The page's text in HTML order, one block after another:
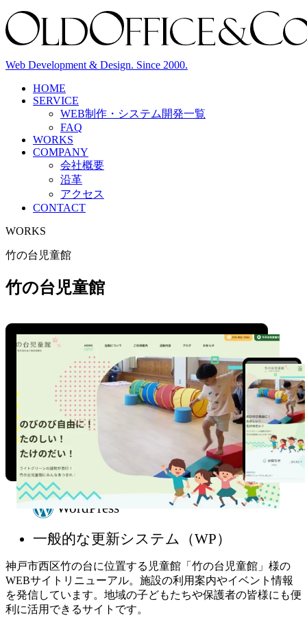
Web Development & Design. Since 2000.
HOME
SERVICE
WEB制作・システム開発一覧
FAQ
WORKS
COMPANY
会社概要
沿革
アクセス
CONTACT
WORKS
竹の台児童館
竹の台児童館
WordPress
一般的な更新システム（WP）
神戸市西区竹の台に位置する児童館「竹の台児童館」様の
WEBサイトリニューアル。施設の利用案内やイベント情報
を発信しています。地域の子どもたちや保護者の皆様にも便
利に活用できるサイトです。